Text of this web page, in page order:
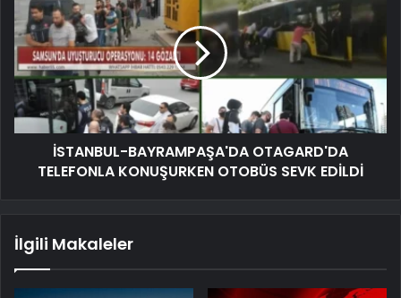
İSTANBUL-BAYRAMPAŞA'DA OTAGARD'DA
TELEFONLA KONUŞURKEN OTOBÜS SEVK EDİLDİ
İlgili Makaleler